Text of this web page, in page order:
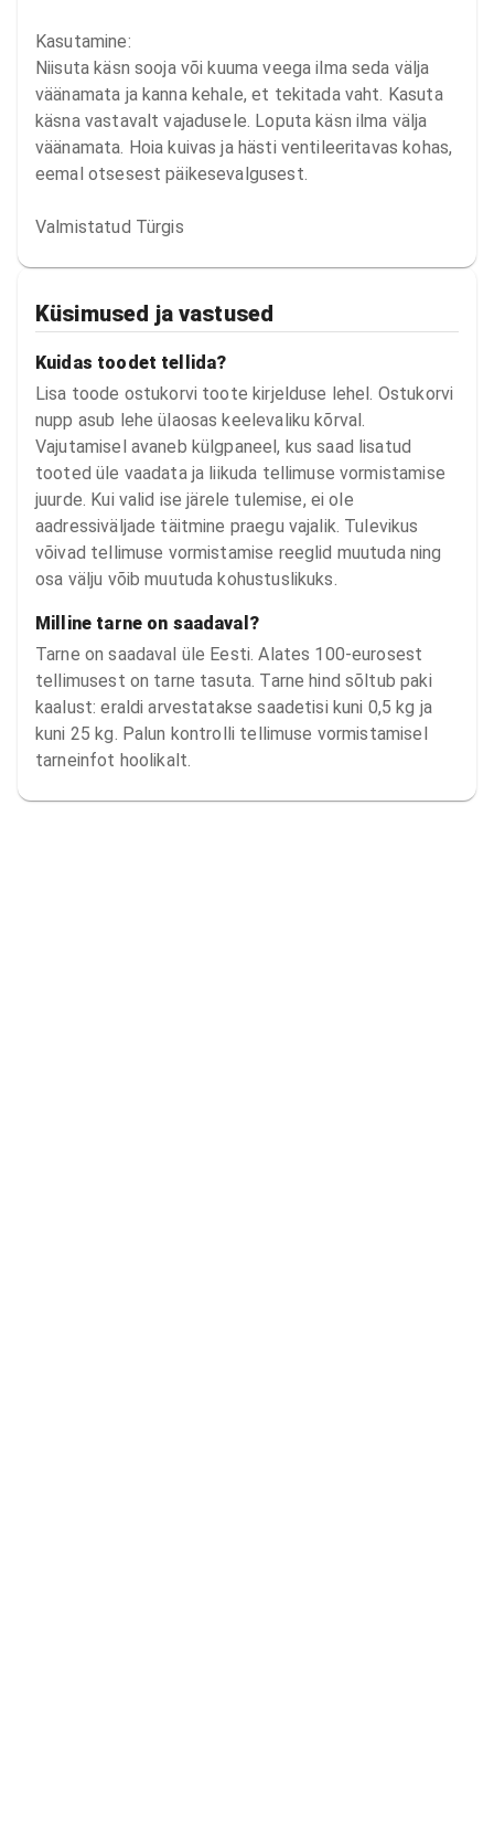
Kasutamine:
Niisuta käsn sooja või kuuma veega ilma seda välja
väänamata ja kanna kehale, et tekitada vaht. Kasuta
käsna vastavalt vajadusele. Loputa käsn ilma välja
väänamata. Hoia kuivas ja hästi ventileeritavas kohas,
eemal otsesest päikesevalgusest.
Valmistatud Türgis
Küsimused ja vastused
Kuidas toodet tellida?
Lisa toode ostukorvi toote kirjelduse lehel. Ostukorvi
nupp asub lehe ülaosas keelevaliku kõrval.
Vajutamisel avaneb külgpaneel, kus saad lisatud
tooted üle vaadata ja liikuda tellimuse vormistamise
juurde. Kui valid ise järele tulemise, ei ole
aadressiväljade täitmine praegu vajalik. Tulevikus
võivad tellimuse vormistamise reeglid muutuda ning
osa välju võib muutuda kohustuslikuks.
Milline tarne on saadaval?
Tarne on saadaval üle Eesti. Alates 100-eurosest
tellimusest on tarne tasuta. Tarne hind sõltub paki
kaalust: eraldi arvestatakse saadetisi kuni 0,5 kg ja
kuni 25 kg. Palun kontrolli tellimuse vormistamisel
tarneinfot hoolikalt.